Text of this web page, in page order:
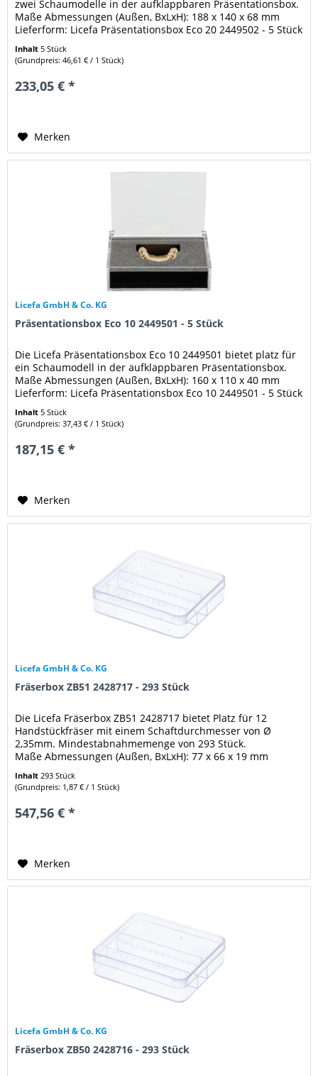
zwei Schaumodelle in der aufklappbaren Präsentationsbox.
Maße Abmessungen (Außen, BxLxH): 188 x 140 x 68 mm
Lieferform: Licefa Präsentationsbox Eco 20 2449502 - 5 Stück
Inhalt5 Stück
(Grundpreis: 46,61 € / 1 Stück)
233,05 € *
Merken
Licefa GmbH & Co. KG
Präsentationsbox Eco 10 2449501 - 5 Stück
Die Licefa Präsentationsbox Eco 10 2449501 bietet platz für
ein Schaumodell in der aufklappbaren Präsentationsbox.
Maße Abmessungen (Außen, BxLxH): 160 x 110 x 40 mm
Lieferform: Licefa Präsentationsbox Eco 10 2449501 - 5 Stück
Inhalt 5 Stück
(Grundpreis: 37,43 € / 1 Stück)
187,15 € *
Merken
Licefa GmbH & Co. KG
Fräserbox ZB51 2428717 - 293 Stück
Die Licefa Fräserbox ZB51 2428717 bietet Platz für 12
Handstückfräser mit einem Schaftdurchmesser von Ø
2,35mm. Mindestabnahmemenge von 293 Stück.
Maße Abmessungen (Außen, BxLxH): 77 x 66 x 19 mm
Inhalt 293 Stück
(Grundpreis: 1,87 € / 1 Stück)
547,56 € *
Merken
Licefa GmbH & Co. KG
Fräserbox ZB50 2428716 - 293 Stück